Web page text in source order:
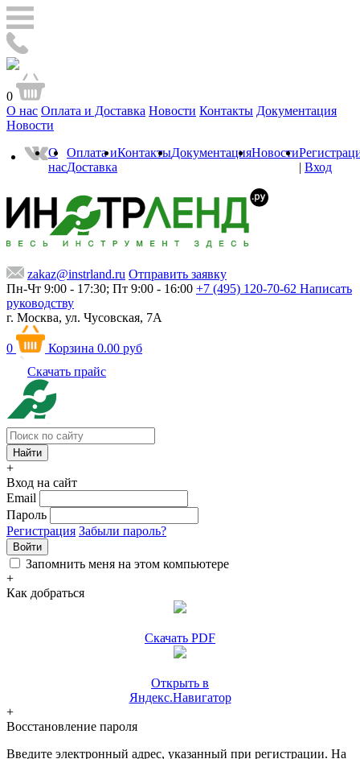
0
О нас Оплата и Доставка Новости Контакты Документация
Новости
О
нас
Оплата и
Доставка
КонтактыДокументацияНовости
| Вход
zakaz@instrland.ru Отправить заявку
Пн-Чт 9:00 - 17:30; Пт 9:00 - 16:00 +7 (495) 120-70-62 Написать
руководству
г. Москва, ул. Чусовская, 7А
0 Корзина 0.00 руб
Скачать прайс
+
Вход на сайт
Email
Пароль
Регистрация Забыли пароль?
Войти
Запомнить меня на этом компьютере
+
Как добраться
Скачать PDF
Открыть в
Яндекс.Навигатор
+
Восстановление пароля
Введите электронный адрес, указанный при регистрации. На